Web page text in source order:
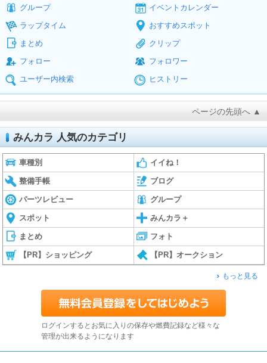
グループ
イベントカレンダー
ラップタイム
おすすめスポット
まとめ
クリップ
フォロー
フォロワー
ユーザー内検索
ヒストリー
ページの先頭へ ▲
みんカラ 人気のカテゴリ
車種別 イイね！
整備手帳 ブログ
パーツレビュー グループ
スポット みんカラ＋
まとめ フォト
【PR】ショッピング 【PR】オークション
もっと見る
ログインするとお気に入りの保存や燃費記録など様々な
管理が出来るようになります